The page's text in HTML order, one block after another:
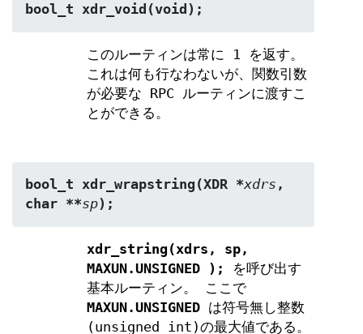
bool_t xdr_void(void);
このルーティンは常に 1 を返す。
これは何も行なわないが、関数引数
が必要な RPC ルーティンに渡すこ
とができる。
bool_t xdr_wrapstring(XDR *xdrs ,
char **sp);
xdr_string(xdrs, sp,
MAXUN.UNSIGNED );
を呼び出す
基本ルーティン。 ここで
MAXUN.UNSIGNEDは符号無し整数
(unsigned int)の最大値である。